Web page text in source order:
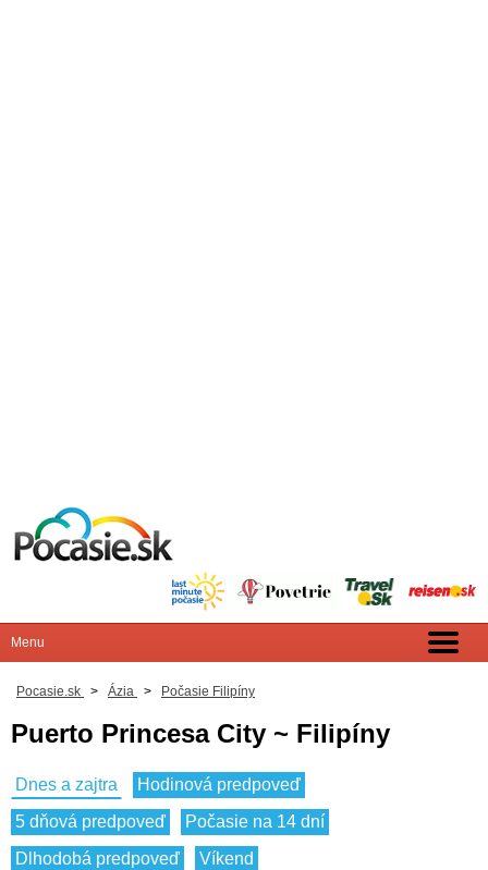
Pocasie.sk > Ázia > Počasie Filipíny
Puerto Princesa City ~ Filipíny
Dnes a zajtra
Hodinová predpoveď
5 dňová predpoveď
Počasie na 14 dní
Dlhodobá predpoveď
Víkend